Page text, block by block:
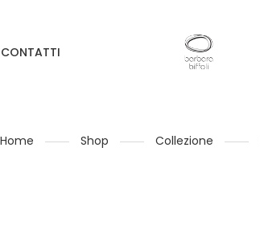
CONTATTI
Home Shop Collezione